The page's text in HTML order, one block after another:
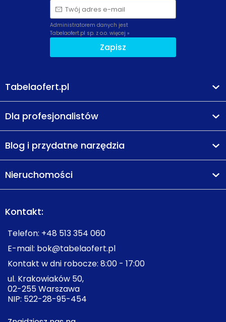
Twój adres e-mail
Administratorem danych jest
Tabelaofert.pl sp. z o.o. więcej »
Zapisz
Tabelaofert.pl
Dla profesjonalistów
Blog i przydatne narzędzia
Nieruchomości
Kontakt:
Telefon: +48 513 354 060
E-mail: bok@tabelaofert.pl
Kontakt w dni robocze: 8:00 - 17:00
ul. Krakowiaków 50,
02-255 Warszawa
NIP: 522-28-95-454